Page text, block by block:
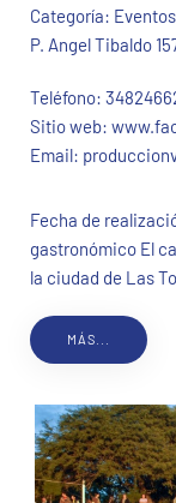
Categoría: Eventos
P. Angel Tibaldo
Teléfono:
Sitio web:
Email:
Fecha de
gastronómico El
la ciudad de Las
MÁS...